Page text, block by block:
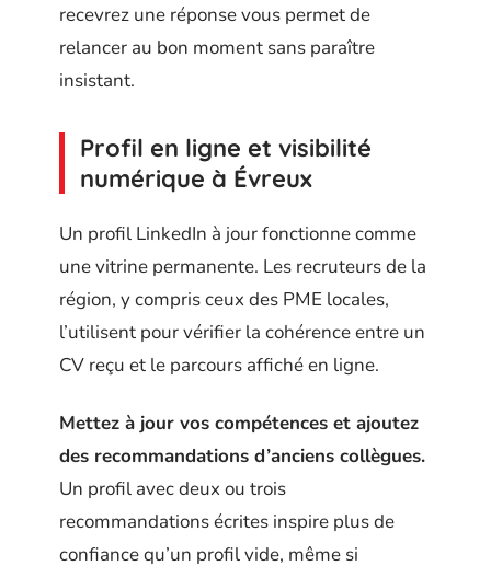
recevrez une réponse vous permet de
relancer au bon moment sans paraître
insistant.
Profil en ligne et visibilité
numérique à Évreux
Un profil LinkedIn à jour fonctionne comme
une vitrine permanente. Les recruteurs de la
région, y compris ceux des PME locales,
l’utilisent pour vérifier la cohérence entre un
CV reçu et le parcours affiché en ligne.
Mettez à jour vos compétences et ajoutez
des recommandations d’anciens collègues.
Un profil avec deux ou trois
recommandations écrites inspire plus de
confiance qu’un profil vide, même si